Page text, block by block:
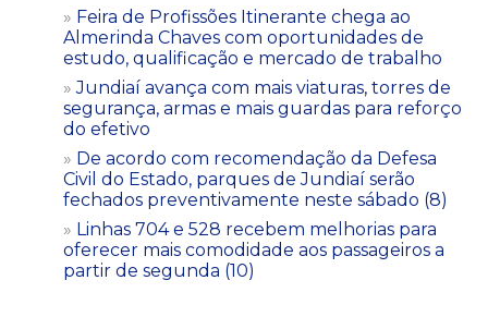
Feira de Profissões Itinerante chega ao
Almerinda Chaves com oportunidades de
estudo, qualificação e mercado de trabalho
Jundiaí avança com mais viaturas, torres de
segurança, armas e mais guardas para reforço
do efetivo
De acordo com recomendação da Defesa
Civil do Estado, parques de Jundiaí serão
fechados preventivamente neste sábado (8)
Linhas 704 e 528 recebem melhorias para
oferecer mais comodidade aos passageiros a
partir de segunda (10)